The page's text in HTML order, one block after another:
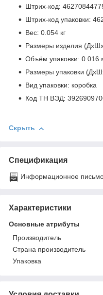
Штрих-код:
Штрих-код упаковки:
Вес: 0.054 кг
Размеры изделия
Объём упаковки: 0.016
Размеры упаковки
Вид упаковки: коробка
Код ТН ВЭД:
Скрыть
Спецификация
Информационное
Характеристики
Основные атрибуты
Производитель
Страна производитель
Упаковка